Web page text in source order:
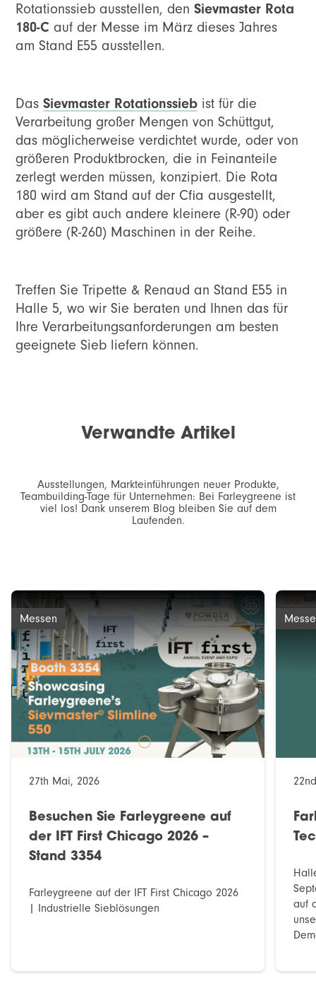
Rotationssieb ausstellen, denSievmaster Rota
180-C auf der Messe im März dieses Jahres
am Stand E55 ausstellen.
DasSievmaster Rotationssieb ist für die
Verarbeitung großer Mengen von Schüttgut,
das möglicherweise verdichtet wurde, oder von
größeren Produktbrocken, die in Feinanteile
zerlegt werden müssen, konzipiert. Die Rota
180 wird am Stand auf der Cfia ausgestellt,
aber es gibt auch andere kleinere (R-90) oder
größere (R-260) Maschinen in der Reihe.
Treffen Sie Tripette & Renaud an Stand E55 in
Halle 5, wo wir Sie beraten und Ihnen das für
Ihre Verarbeitungsanforderungen am besten
geeignete Sieb liefern können.
Verwandte Artikel
Ausstellungen, Markteinführungen neuer Produkte,
Teambuilding-Tage für Unternehmen: Bei Farleygreene ist
viel los! Dank unserem Blog bleiben Sie auf dem
Laufenden.
Messen
27th Mai, 2026
Besuchen Sie Farleygreene auf
der IFT First Chicago 2026 –
Stand 3354
Farleygreene auf der IFT First Chicago 2026
| Industrielle Sieblösungen
auf